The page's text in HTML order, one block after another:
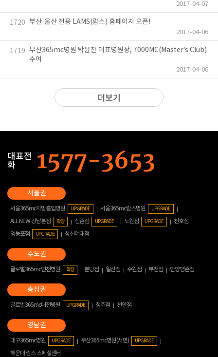
2017-04-07
1720 부산·울산 전용 LAMS(람스) 홈페이지 오픈!
2017-04-06
1719 부산365mc병원 박윤찬 대표병원장, 7000MC(Master’s Club)
수여
2017-04-06
더보기
대표전
화
서울365mc지방흡입병원 UPGRADE 서울365mc람스병원 UPGRADE
ALL NEW 강남본점 확장 신촌점 UPGRADE 노원점 UPGRADE
천호점
영등포점
UPGRADE 성신여대점
글로벌365mc인천병원 확장 분당점 일산점 수원점 부천점 안양평촌점
글로벌365mc대전병원 UPGRADE 청주점 천안점
대구365mc병원 UPGRADE 부산365mc병원(서면) UPGRADE
해운대 람스 스페셜센터